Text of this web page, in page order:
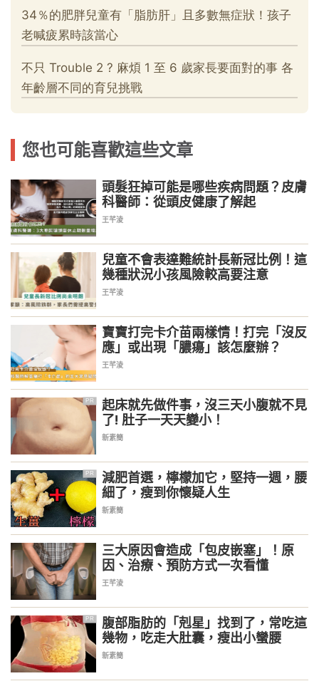
您也可能喜歡這些文章
頭髮狂掉可能是哪些疾病問題？皮膚
科醫師：從頭皮健康了解起
王芊淩
兒童不會表達難統計長新冠比例！這
幾種狀況小孩風險較高要注意
王芊淩
寶寶打完卡介苗兩樣情！打完「沒反
應」或出現「膿瘍」該怎麼辦？
王芊淩
PR
起床就先做件事，沒三天小腹就不見
了! 肚子一天天變小！
新素簡
PR
減肥首選，檸檬加它，堅持一週，腰
細了，瘦到你懷疑人生
新素簡
三大原因會造成「包皮嵌塞」！原
因、治療、預防方式一次看懂
王芊淩
PR
腹部脂肪的「剋星」找到了，常吃這
幾物，吃走大肚囊，瘦出小蠻腰
新素簡